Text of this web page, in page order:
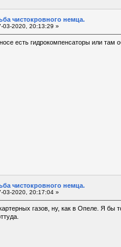
чистокровного немца.
03-2020, 20:13:29 »
есть гидрокомпенсаторы или там
чистокровного немца.
03-2020, 20:17:04 »
газов, ну, как в Опеле. Я бы